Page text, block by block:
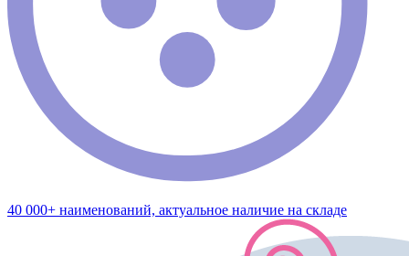
40 000+ наименований, актуальное наличие на складе